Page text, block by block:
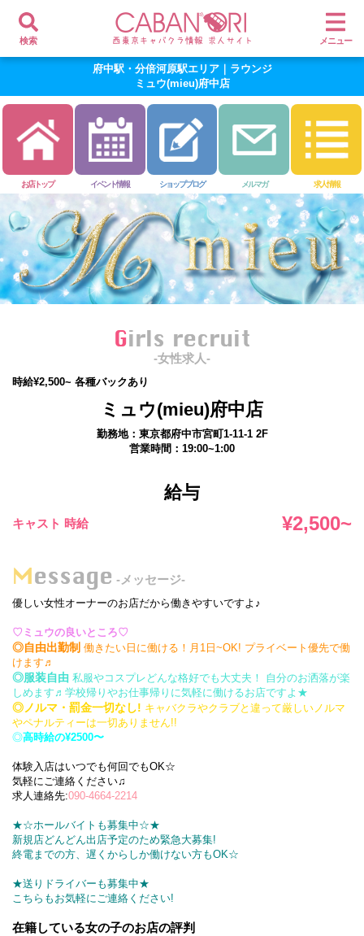
検索 メニュー
府中駅・分倍河原駅エリア｜ラウンジ
ミュウ(mieu)府中店
お店トップ イベント情報 ショップブログ メルマガ 求人情報
Girls recruit
-女性求人-
時給¥2,500~ 各種バックあり
ミュウ(mieu)府中店
勤務地：東京都府中市宮町1-11-1 2F
営業時間：19:00~1:00
給与
キャスト 時給 ¥2,500~
Message -メッセージ-
優しい女性オーナーのお店だから働きやすいですよ♪
♡ミュウの良いところ♡
◎自由出勤制 働きたい日に働ける！月1日~OK! プライベート優先で働
けます♬
◎服装自由 私服やコスプレどんな格好でも大丈夫！ 自分のお洒落が楽
しめます♬学校帰りやお仕事帰りに気軽に働けるお店ですよ★
◎ノルマ・罰金一切なし! キャバクラやクラブと違って厳しいノルマ
やペナルティーは一切ありません!!
◎高時給の¥2500〜
体験入店はいつでも何回でもOK☆
気軽にご連絡ください♫
求人連絡先:090-4664-2214
★☆ホールバイトも募集中☆★
新規店どんどん出店予定のため緊急大募集!
終電までの方、遅くからしか働けない方もOK☆
★送りドライバーも募集中★
こちらもお気軽にご連絡ください!
在籍している女の子のお店の評判